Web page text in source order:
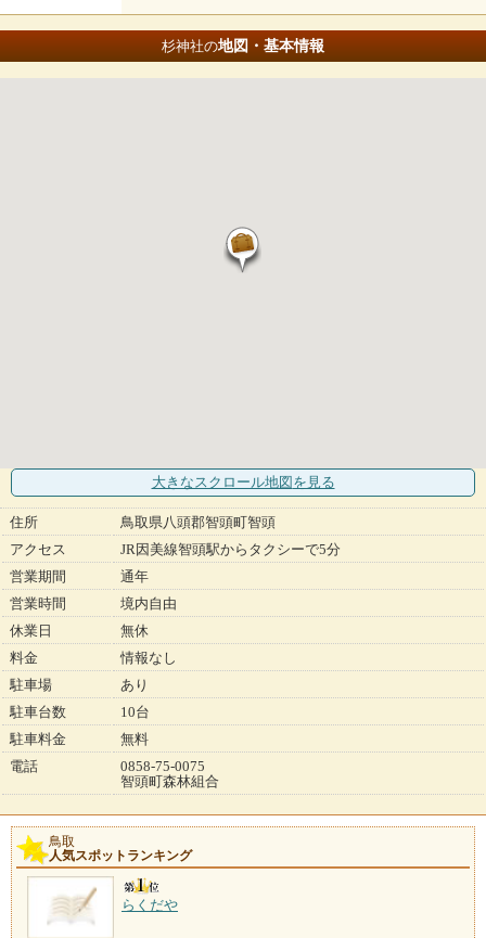
杉神社の地図・基本情報
大きなスクロール地図 を見る
住所
鳥取県八頭郡智頭町智頭
アクセス
JR因美線智頭駅からタクシーで5分
営業期間
通年
営業時間
境内自由
休業日
無休
料金
情報なし
駐車場
あり
駐車台数
10台
駐車料金
無料
電話
0858-75-0075
智頭町森林組合
鳥取
人気スポットランキング
らくだや